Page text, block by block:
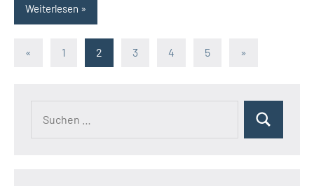
Weiterlesen
Seitennummerierung
Beiträge
« Vorherige
1 2 3 4 5
Nächste
»
Suchen